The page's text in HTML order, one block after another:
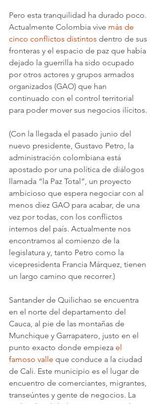
Pero esta tranquilidad ha durado poco.
Actualmente Colombia vive más de
cinco conflictos distintos dentro de sus
fronteras y el espacio de paz que había
dejado la guerrilla ha sido ocupado
por otros actores y grupos armados
organizados (GAO) que han
continuado con el control territorial
para poder mover sus negocios ilícitos.
(Con la llegada el pasado junio del
nuevo presidente, Gustavo Petro, la
administración colombiana está
apostado por una política de diálogos
llamada “la Paz Total”, un proyecto
ambicioso que espera negociar con al
menos diez GAO para acabar, de una
vez por todas, con los conflictos
internos del país. Actualmente nos
encontramos al comienzo de la
legislatura y, tanto Petro como la
vicepresidenta Francia Márquez, tienen
un largo camino que recorrer.)
Santander de Quilichao se encuentra
en el norte del departamento del
Cauca, al pie de las montañas de
Munchique y Garrapatero, justo en el
punto exacto donde empieza el
famoso valle que conduce a la ciudad
de Cali. Este municipio es el lugar de
encuentro de comerciantes, migrantes,
transeúntes y gente de negocios. La